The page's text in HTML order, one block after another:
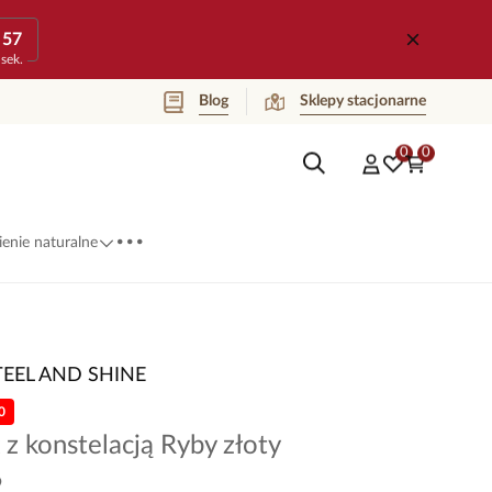
57
sek.
Blog Sklepy stacjonarne
0 0
naturalne ...
AND SHINE
z konstelacją Ryby złoty